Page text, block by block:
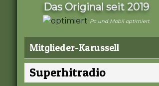
Das Original seit 2019
Pc und Mobil optimiert
Mitglieder-Karussell
Superhitradio